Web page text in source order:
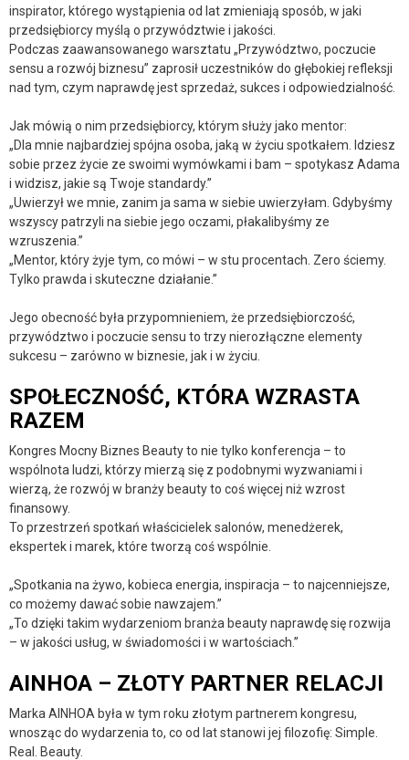
inspirator, którego wystąpienia od lat zmieniają sposób, w jaki
przedsiębiorcy myślą o przywództwie i jakości.
Podczas zaawansowanego warsztatu „Przywództwo, poczucie
sensu a rozwój biznesu” zaprosił uczestników do głębokiej refleksji
nad tym, czym naprawdę jest sprzedaż, sukces i odpowiedzialność.
Jak mówią o nim przedsiębiorcy, którym służy jako mentor:
„Dla mnie najbardziej spójna osoba, jaką w życiu spotkałem. Idziesz
sobie przez życie ze swoimi wymówkami i bam – spotykasz Adama
i widzisz, jakie są Twoje standardy.”
„Uwierzył we mnie, zanim ja sama w siebie uwierzyłam. Gdybyśmy
wszyscy patrzyli na siebie jego oczami, płakalibyśmy ze
wzruszenia.”
„Mentor, który żyje tym, co mówi – w stu procentach. Zero ściemy.
Tylko prawda i skuteczne działanie.”
Jego obecność była przypomnieniem, że przedsiębiorczość,
przywództwo i poczucie sensu to trzy nierozłączne elementy
sukcesu – zarówno w biznesie, jak i w życiu.
SPOŁECZNOŚĆ, KTÓRA WZRASTA
RAZEM
Kongres Mocny Biznes Beauty to nie tylko konferencja – to
wspólnota ludzi, którzy mierzą się z podobnymi wyzwaniami i
wierzą, że rozwój w branży beauty to coś więcej niż wzrost
finansowy.
To przestrzeń spotkań właścicielek salonów, menedżerek,
ekspertek i marek, które tworzą coś wspólnie.
„Spotkania na żywo, kobieca energia, inspiracja – to najcenniejsze,
co możemy dawać sobie nawzajem.”
„To dzięki takim wydarzeniom branża beauty naprawdę się rozwija
– w jakości usług, w świadomości i w wartościach.”
AINHOA – ZŁOTY PARTNER RELACJI
Marka AINHOA była w tym roku złotym partnerem kongresu,
wnosząc do wydarzenia to, co od lat stanowi jej filozofię: Simple.
Real. Beauty.